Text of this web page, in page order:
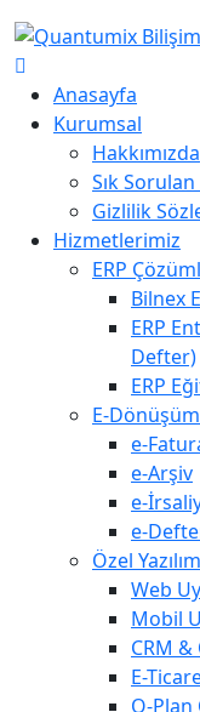
Anasayfa
Kurumsal
Hakkımızda
Sık
Gizlilik
Hizmetlerimiz
ERP
Bilnex
ERP
Defter)
ERP
E-
e-
e-Arşiv
e-
e-
Özel
Web
Mobil
CRM
E-
Q-Plan